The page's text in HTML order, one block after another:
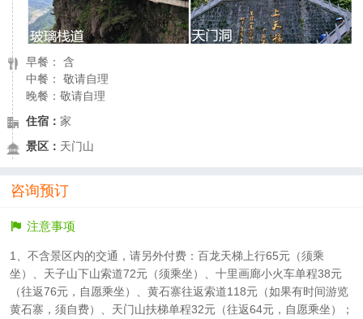
早餐： 含
中餐： 敬请自理
晚餐：敬请自理
住宿： 家
景区： 天门山
咨询预订
注意事项
1、不含景区内的交通，请另外付费：百龙天梯上行65元（须乘
坐）、天子山下山索道72元（须乘坐）、十里画廊小火车单程38元
（往返76元，自愿乘坐）、黄石寨往返索道118元（如果有时间游览
黄石寨，须自费）、天门山扶梯单程32元（往返64元，自愿乘坐）；